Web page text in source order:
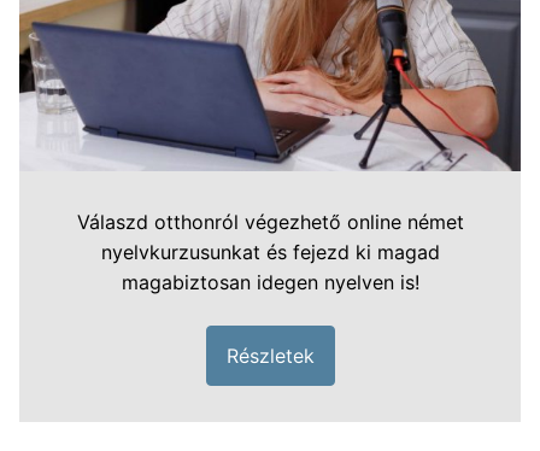
Válaszd otthonról végezhető online német
nyelvkurzusunkat és fejezd ki magad
magabiztosan idegen nyelven is!
Részletek